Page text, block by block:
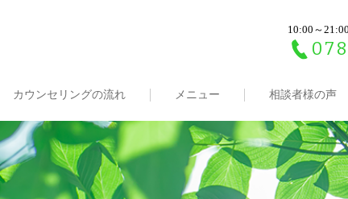
10:00～
カウンセリングの流れ メニュー 相談者様の声